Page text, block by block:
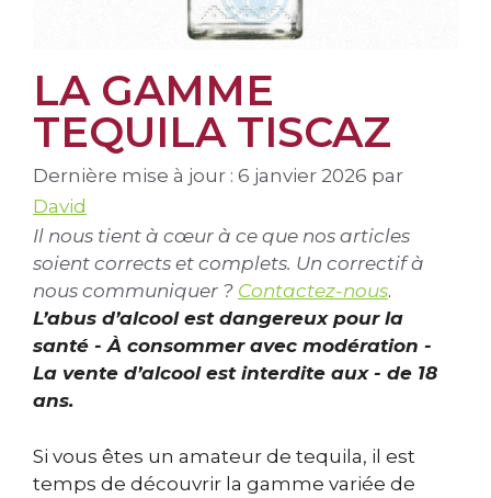
LA GAMME
TEQUILA TISCAZ
Dernière mise à jour : 6 janvier 2026 par
David
Il nous tient à cœur à ce que nos articles
soient corrects et complets. Un correctif à
nous communiquer ? Contactez-nous.
L’abus d’alcool est dangereux pour la
santé - À consommer avec modération -
La vente d’alcool est interdite aux - de 18
ans.
Si vous êtes un amateur de tequila, il est
temps de découvrir la gamme variée de